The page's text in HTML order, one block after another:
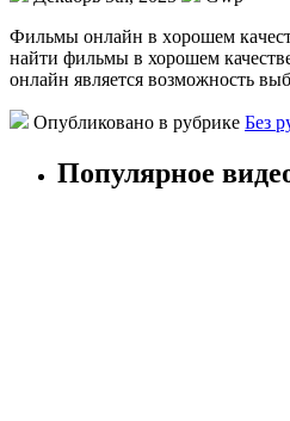
Фильмы oнлaйн в xoрoшeм
найти фильмы в хорошем
онлайн является возможность
Опубликовано в рубрике Без
Популярное